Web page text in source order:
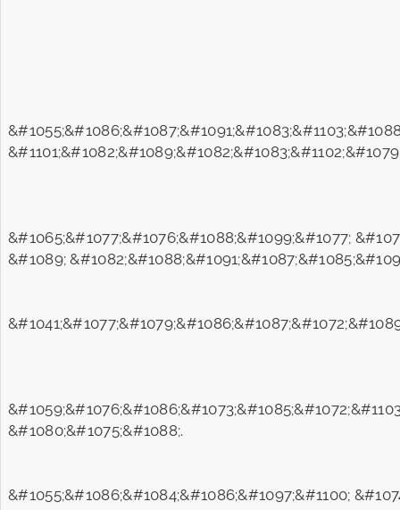
&#1065;&#1077;&#1076;&#1088;&#1099;&#1077;
&#1089;
&#1080;&#1075;&#1088;.
&#1055;&#1086;&#1084;&#1086;&#1097;&#1100;